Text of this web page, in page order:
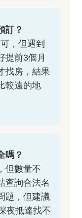
訂？
，但遇到
提前3個月
找房，結果
較遠的地
嗎？
但數量不
查詢合法名
題，但建議
夜抵達找不